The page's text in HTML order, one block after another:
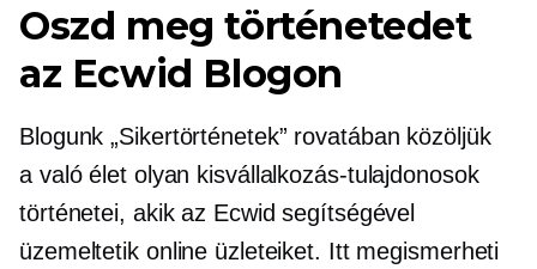
Oszd meg történetedet
az Ecwid Blogon
Blogunk „Sikertörténetek” rovatában közöljük
a való életolyan kisvállalkozás-tulajdonosok
történetei, akik az Ecwid segítségével
üzemeltetik online üzleteiket. Itt megismerheti